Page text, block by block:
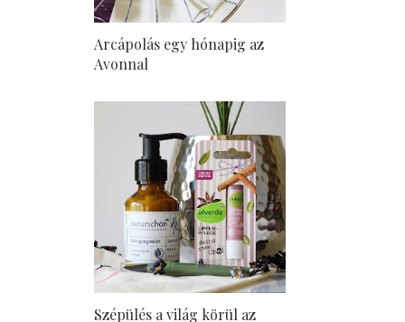
Arcápolás egy hónapig az
Avonnal
Szépülés a világ körül az